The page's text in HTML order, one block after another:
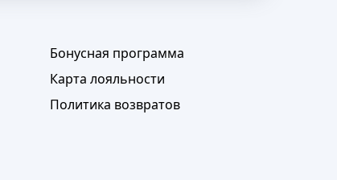
Бонусная программа
Карта лояльности
Политика возвратов